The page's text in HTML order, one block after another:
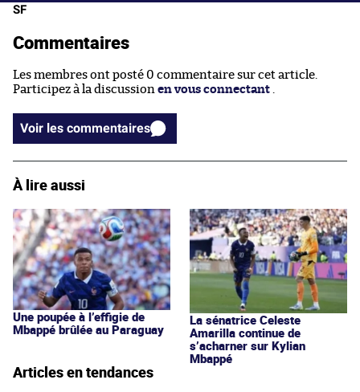
SF
Commentaires
Les membres ont posté 0 commentaire sur cet article.
Participez à la discussion en vous connectant
Voir les commentaires
À lire aussi
Une poupée à l’effigie de
Mbappé brûlée au Paraguay
La sénatrice Celeste
Amarilla continue de
s’acharner sur Kylian
Mbappé
Articles en tendances